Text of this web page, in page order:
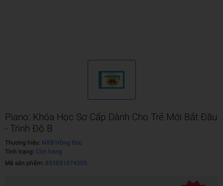
Piano: Khóa Học Sơ Cấp Dành Cho Trẻ Mới Bắt Đầu
- Trình Độ B
Thương hiệu: NXB Hồng Đức
Tình trạng: Còn hàng
Mã sản phẩm: 893851074305